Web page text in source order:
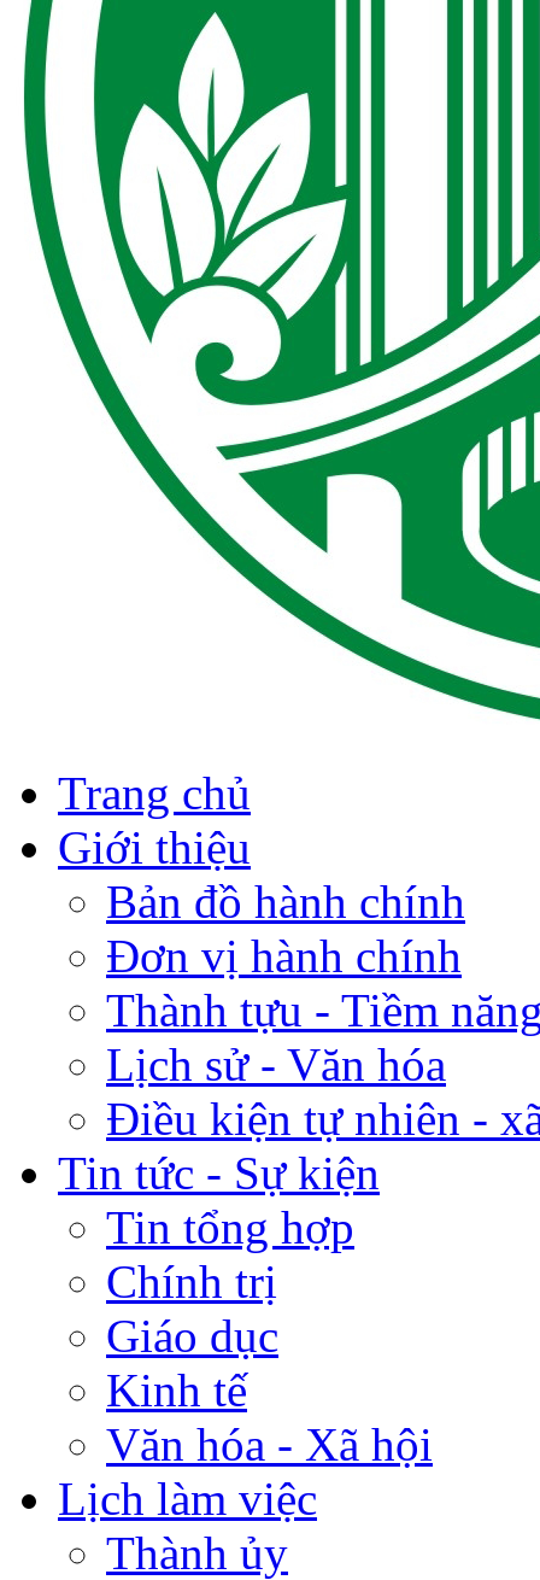
Trang chủ
Giới thiệu
Bản đồ hành chính
Đơn vị hành chính
Thành tựu - Tiềm
Lịch sử - Văn hóa
Điều kiện tự nhiên -
Tin tức - Sự kiện
Tin tổng hợp
Chính trị
Giáo dục
Kinh tế
Văn hóa - Xã hội
Lịch làm việc
Thành ủy